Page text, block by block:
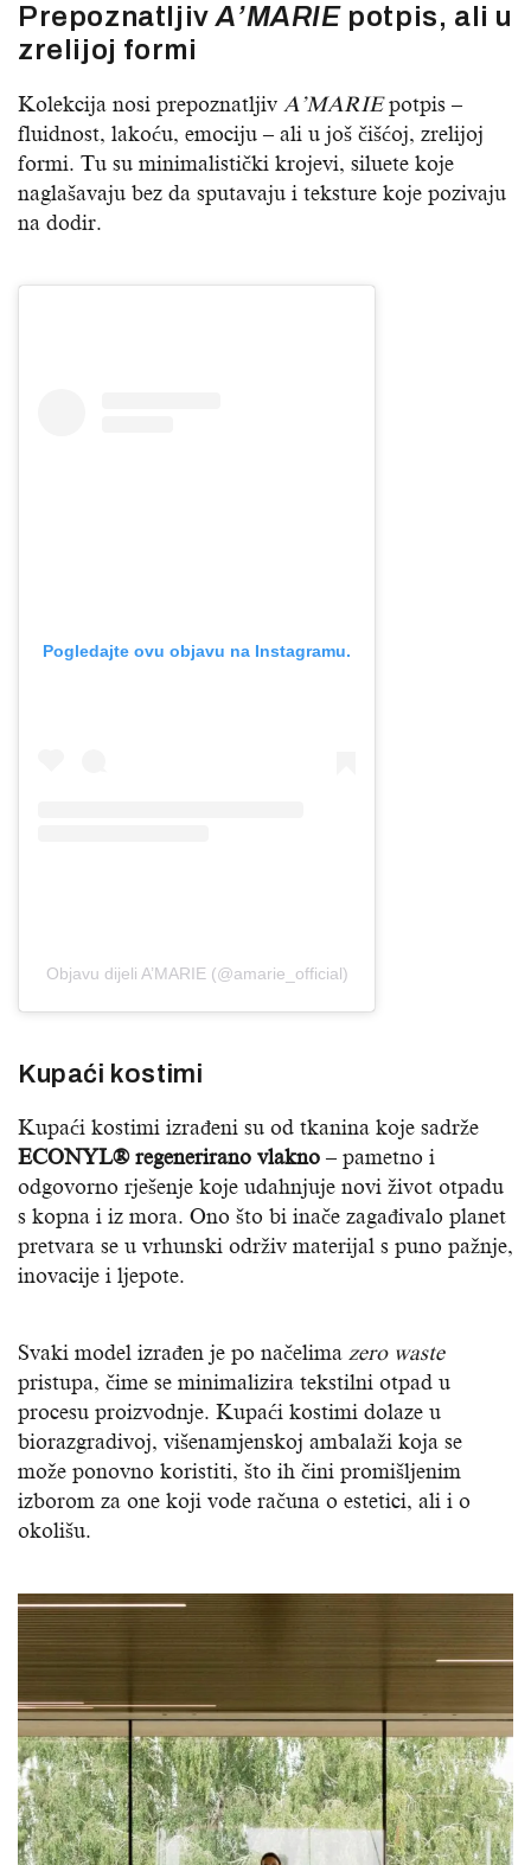
PrepoznatljivA’MARIEpotpis, ali u
zrelijoj formi
Kolekcija nosi prepoznatljiv A’MARIEpotpis –
fluidnost, lakoću, emociju – ali u još čišćoj, zrelijoj
formi. Tu su minimalistički krojevi, siluete koje
naglašavaju bez da sputavaju i teksture koje pozivaju
na dodir.
Pogledajte ovu objavu na Instagramu.
Objavu dijeli A’MARIE (@amarie_official)
Kupaći kostimi
Kupaći kostimi izrađeni su od tkanina koje sadrže
ECONYL® regenerirano vlakno – pametno i
odgovorno rješenje koje udahnjuje novi život otpadu
s kopna i iz mora. Ono što bi inače zagađivalo planet
pretvara se u vrhunski održiv materijal s puno pažnje,
inovacije i ljepote.
Svaki model izrađen je po načelima zero waste
pristupa, čime se minimalizira tekstilni otpad u
procesu proizvodnje. Kupaći kostimi dolaze u
biorazgradivoj, višenamjenskoj ambalaži koja se
može ponovno koristiti, što ih čini promišljenim
izborom za one koji vode računa o estetici, ali i o
okolišu.